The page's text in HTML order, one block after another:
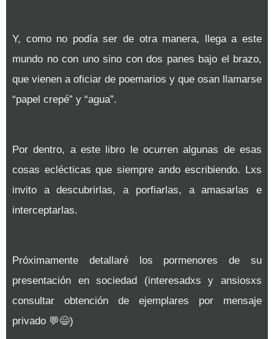
Y, como no podía ser de otra manera, llega a este
mundo no con uno sino con dos panes bajo el brazo,
que vienen a oficiar de poemarios y que osan llamarse
“papel crepé” y “agua”.
Por dentro, a este libro le ocurren algunas de esas
cosas eclécticas que siempre ando escribiendo. Lxs
invito a descubrirlas, a porfiarlas, a amasarlas e
interceptarlas.
Próximamente detallaré los pormenores de su
presentación en sociedad (interesadxs y ansiosxs
consultar obtención de ejemplares por mensaje
privado 💬😄)